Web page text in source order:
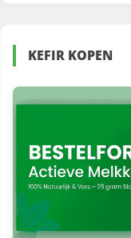
KEFIR KOPEN